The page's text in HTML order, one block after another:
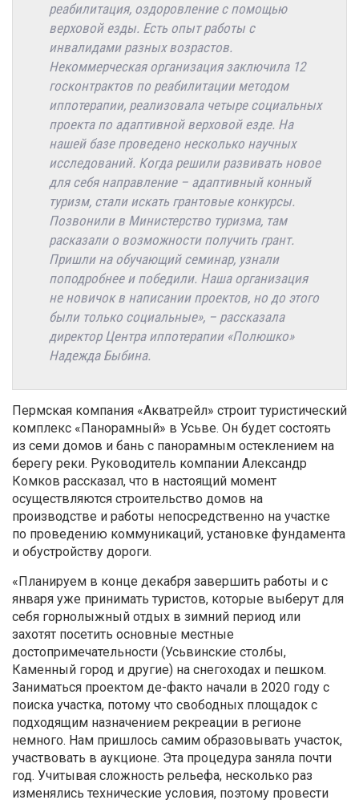
реабилитация, оздоровление с помощью
верховой езды. Есть опыт работы с
инвалидами разных возрастов.
Некоммерческая организация заключила 12
госконтрактов по реабилитации методом
иппотерапии, реализовала четыре социальных
проекта по адаптивной верховой езде. На
нашей базе проведено несколько научных
исследований. Когда решили развивать новое
для себя направление – адаптивный конный
туризм, стали искать грантовые конкурсы.
Позвонили в Министерство туризма, там
расказали о возможности получить грант.
Пришли на обучающий семинар, узнали
поподробнее и победили. Наша организация
не новичок в написании проектов, но до этого
были только социальные», – рассказала
директор Центра иппотерапии «Полюшко»
Надежда Быбина.
Пермская компания «Акватрейл» строит туристический
комплекс «Панорамный» в Усьве. Он будет состоять
из семи домов и бань с панорамным остеклением на
берегу реки. Руководитель компании Александр
Комков рассказал, что в настоящий момент
осуществляются строительство домов на
производстве и работы непосредственно на участке
по проведению коммуникаций, установке фундамента
и обустройству дороги.
«Планируем в конце декабря завершить работы и с
января уже принимать туристов, которые выберут для
себя горнолыжный отдых в зимний период или
захотят посетить основные местные
достопримечательности (Усьвинские столбы,
Каменный город и другие) на снегоходах и пешком.
Заниматься проектом де-факто начали в 2020 году с
поиска участка, потому что свободных площадок с
подходящим назначением рекреации в регионе
немного. Нам пришлось самим образовывать участок,
участвовать в аукционе. Эта процедура заняла почти
год. Учитывая сложность рельефа, несколько раз
изменялись технические условия, поэтому провести